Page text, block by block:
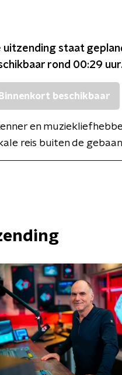
uitzending staat
rond 00:29 uur.
Binnenkort beschikbaar
en
reis buiten de